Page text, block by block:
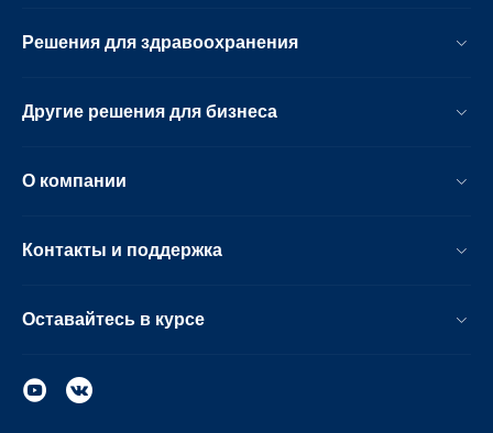
Решения для здравоохранения
Другие решения для бизнеса
О компании
Контакты и поддержка
Оставайтесь в курсе